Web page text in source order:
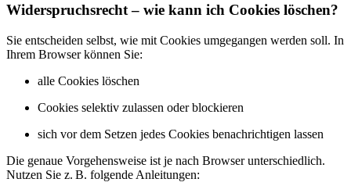
Widerspruchsrecht – wie kann ich Cookies löschen?
Sie entscheiden selbst, wie mit Cookies umgegangen werden soll. In
Ihrem Browser können Sie:
alle Cookies löschen
Cookies selektiv zulassen oder blockieren
sich vor dem Setzen jedes Cookies benachrichtigen lassen
Die genaue Vorgehensweise ist je nach Browser unterschiedlich.
Nutzen Sie z. B. folgende Anleitungen: